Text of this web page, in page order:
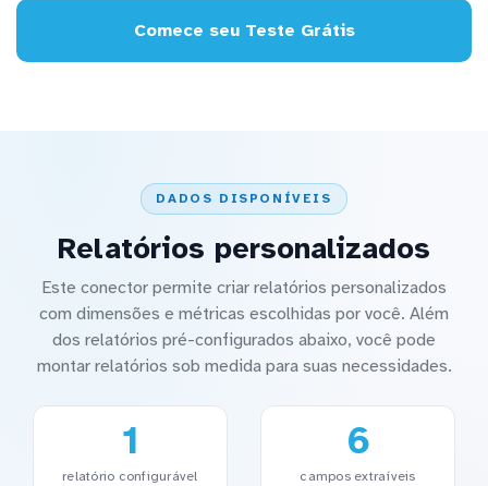
Comece seu Teste Grátis
DADOS DISPONÍVEIS
Relatórios personalizados
Este conector permite criar relatórios personalizados
com dimensões e métricas escolhidas por você. Além
dos relatórios pré-configurados abaixo, você pode
montar relatórios sob medida para suas necessidades.
1
relatório configurável
6
campos extraíveis